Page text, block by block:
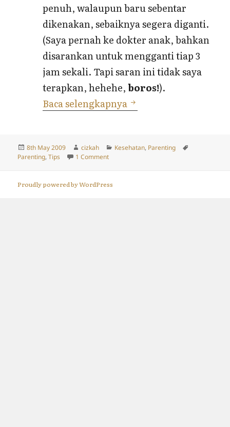
penuh, walaupun baru sebentar
dikenakan, sebaiknya segera diganti.
(Saya pernah ke dokter anak, bahkan
disarankan untuk mengganti tiap 3
jam sekali. Tapi saran ini tidak saya
terapkan, hehehe,boros!).
Baca selengkapnya Tips Penggunaan
Posted
on
8th May 2009 Author
cizkah Categories
Kesehatan, Parenting
Parenting,Tips 1 Commenton Tips Penggunaan Diaper
Proudly powered by WordPress